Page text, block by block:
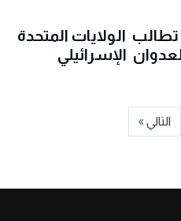
الولايات المتحدة
الإسرائيلي
التالي »